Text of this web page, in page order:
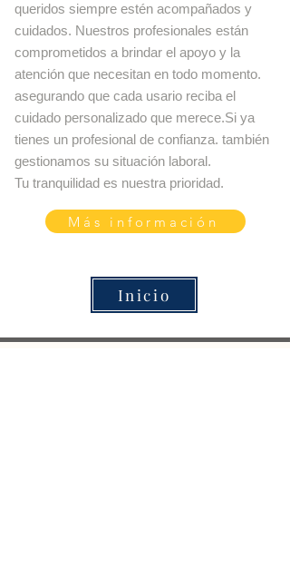
queridos siempre estén acompañados y
cuidados. Nuestros profesionales están
comprometidos a brindar el apoyo y la
atención que necesitan en todo momento.
asegurando que cada usario reciba el
cuidado personalizado que merece.Si ya
tienes un profesional de confianza. también
gestionamos su situación laboral.
Tu tranquilidad es nuestra prioridad.
Más información
Inicio